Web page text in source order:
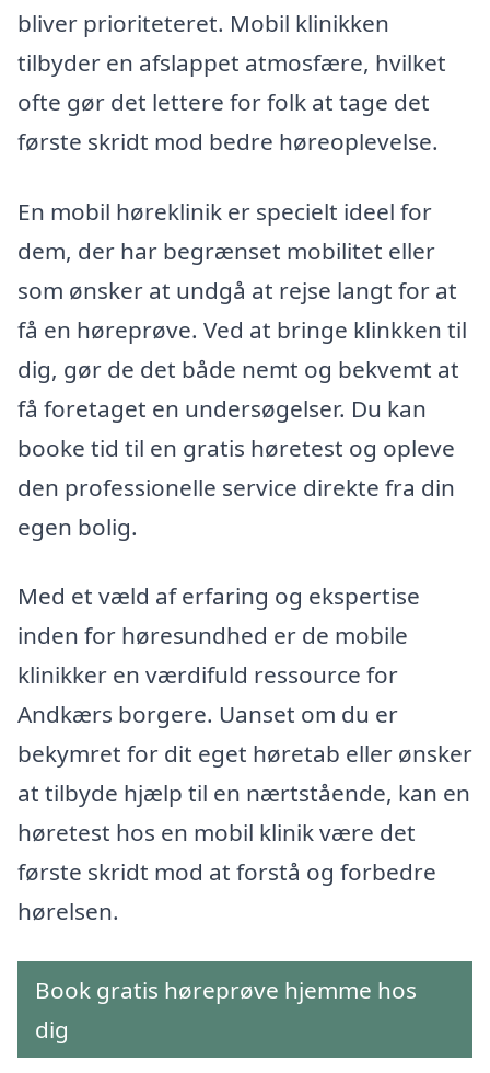
bliver prioriteteret. Mobil klinikken
tilbyder en afslappet atmosfære, hvilket
ofte gør det lettere for folk at tage det
første skridt mod bedre høreoplevelse.
En mobil høreklinik er specielt ideel for
dem, der har begrænset mobilitet eller
som ønsker at undgå at rejse langt for at
få en høreprøve. Ved at bringe klinkken til
dig, gør de det både nemt og bekvemt at
få foretaget en undersøgelser. Du kan
booke tid til en gratis høretest og opleve
den professionelle service direkte fra din
egen bolig.
Med et væld af erfaring og ekspertise
inden for høresundhed er de mobile
klinikker en værdifuld ressource for
Andkærs borgere. Uanset om du er
bekymret for dit eget høretab eller ønsker
at tilbyde hjælp til en nærtstående, kan en
høretest hos en mobil klinik være det
første skridt mod at forstå og forbedre
hørelsen.
Book gratis høreprøve hjemme hos
dig